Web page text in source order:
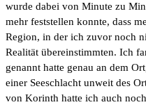
wurde dabei von Minute zu
mehr feststellen konnte, dass
Region, in der ich zuvor noch
Realität übereinstimmten. Ich
genannt hatte genau an dem
einer Seeschlacht unweit des
von Korinth hatte ich auch